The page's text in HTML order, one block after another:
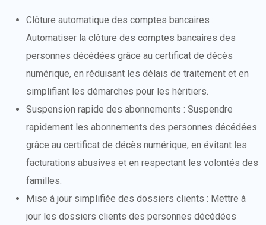
Clôture automatique des comptes bancaires :
Automatiser la clôture des comptes bancaires des
personnes décédées grâce au certificat de décès
numérique, en réduisant les délais de traitement et en
simplifiant les démarches pour les héritiers.
Suspension rapide des abonnements : Suspendre
rapidement les abonnements des personnes décédées
grâce au certificat de décès numérique, en évitant les
facturations abusives et en respectant les volontés des
familles.
Mise à jour simplifiée des dossiers clients : Mettre à
jour les dossiers clients des personnes décédées